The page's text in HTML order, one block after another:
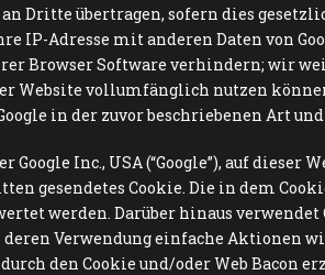
Dritte übertragen, sofern dies
IP-Adresse mit anderen Daten von
Browser Software verhindern; wir
Website vollumfänglich nutzen
in der zuvor beschriebenen Art
Google Inc., USA (“Google”), auf
gesendetes Cookie. Die in dem
werden. Darüber hinaus
Verwendung einfache Aktionen
den Cookie und/oder Web Bacon